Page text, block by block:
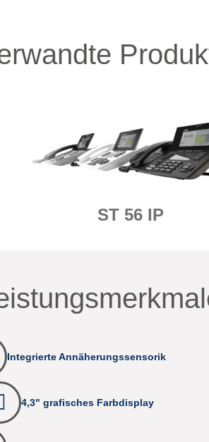
ST 56 IP
Integrierte Annäherungssensorik
4,3" grafisches Farbdisplay